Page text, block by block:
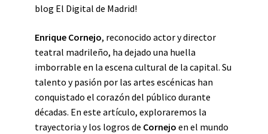
blog El Digital de Madrid!
Enrique Cornejo, reconocido actor y director
teatral madrileño, ha dejado una huella
imborrable en la escena cultural de la capital. Su
talento y pasión por las artes escénicas han
conquistado el corazón del público durante
décadas. En este artículo, exploraremos la
trayectoria y los logros de Cornejo en el mundo